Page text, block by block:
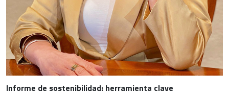
Informe de sostenibilidad: herramienta clave